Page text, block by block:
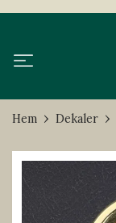
Hem Dekaler